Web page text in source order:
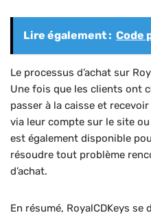
Lire également : Code
Le processus d’achat sur
Une fois que les clients ont
passer à la caisse et
via leur compte sur le site
est également disponible
résoudre tout problème
d’achat.
En résumé, RoyalCDKeys